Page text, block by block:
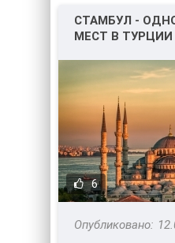
СТАМБУЛ -
МЕСТ В
6